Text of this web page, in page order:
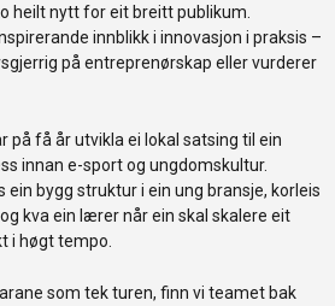
heilt nytt for eit breitt publikum.
innblikk i innovasjon i praksis –
på entreprenørskap eller vurderer
på få år utvikla ei lokal satsing til ein
innan e-sport og ungdomskultur.
ein bygg struktur i ein ung bransje, korleis
kva ein lærer når ein skal skalere eit
i høgt tempo.
som tek turen, finn vi teamet bak